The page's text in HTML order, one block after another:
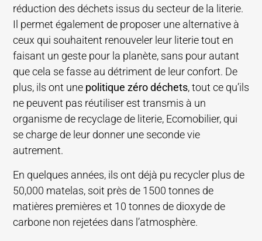
réduction des déchets issus du secteur de la literie.
Il permet également de proposer une alternative à
ceux qui souhaitent renouveler leur literie tout en
faisant un geste pour la planète, sans pour autant
que cela se fasse au détriment de leur confort. De
plus, ils ont une politique zéro déchets, tout ce qu’ils
ne peuvent pas réutiliser est transmis à un
organisme de recyclage de literie, Ecomobilier, qui
se charge de leur donner une seconde vie
autrement.
En quelques années, ils ont déjà pu recycler plus de
50,000 matelas, soit près de 1500 tonnes de
matières premières et 10 tonnes de dioxyde de
carbone non rejetées dans l’atmosphère.